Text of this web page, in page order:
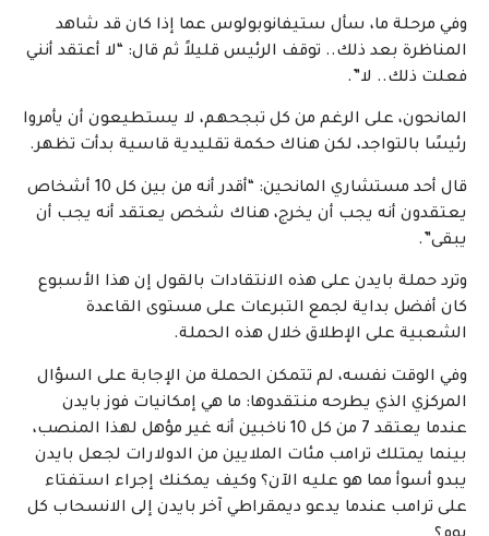
وفي مرحلة ما، سأل ستيفانوبولوس عما إذا كان قد شاهد
المناظرة بعد ذلك.. توقف الرئيس قليلاً ثم قال: “لا أعتقد أنني
فعلت ذلك.. لا”.
المانحون، على الرغم من كل تبجحهم، لا يستطيعون أن يأمروا
رئيسًا بالتواجد، لكن هناك حكمة تقليدية قاسية بدأت تظهر.
قال أحد مستشاري المانحين: “أقدر أنه من بين كل 10 أشخاص
يعتقدون أنه يجب أن يخرج، هناك شخص يعتقد أنه يجب أن
يبقى”.
وترد حملة بايدن على هذه الانتقادات بالقول إن هذا الأسبوع
كان أفضل بداية لجمع التبرعات على مستوى القاعدة
الشعبية على الإطلاق خلال هذه الحملة.
وفي الوقت نفسه، لم تتمكن الحملة من الإجابة على السؤال
المركزي الذي يطرحه منتقدوها: ما هي إمكانيات فوز بايدن
عندما يعتقد 7 من كل 10 ناخبين أنه غير مؤهل لهذا المنصب،
بينما يمتلك ترامب مئات الملايين من الدولارات لجعل بايدن
يبدو أسوأ مما هو عليه الآن؟ وكيف يمكنك إجراء استفتاء
على ترامب عندما يدعو ديمقراطي آخر بايدن إلى الانسحاب كل